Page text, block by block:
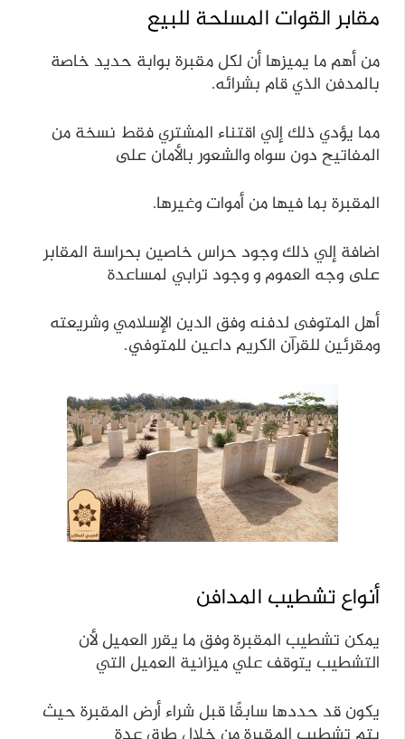
مقابر القوات المسلحة للبيع
من أهم ما يميزها أن لكل مقبرة بوابة حديد خاصة
بالمدفن الذي قام بشرائه.
مما يؤدي ذلك إلي اقتناء المشتري فقط نسخة من
المفاتيح دون سواه والشعور بالأمان على
المقبرة بما فيها من أموات وغيرها.
اضافة إلي ذلك وجود حراس خاصين بحراسة المقابر
على وجه العموم و وجود ترابي لمساعدة
أهل المتوفى لدفنه وفق الدين الإسلامي وشريعته
ومقرئين للقرآن الكريم داعين للمتوفي.
أنواع تشطيب المدافن
يمكن تشطيب المقبرة وفق ما يقرر العميل لأن
التشطيب يتوقف علي ميزانية العميل التي
يكون قد حددها سابقًا قبل شراء أرض المقبرة حيث